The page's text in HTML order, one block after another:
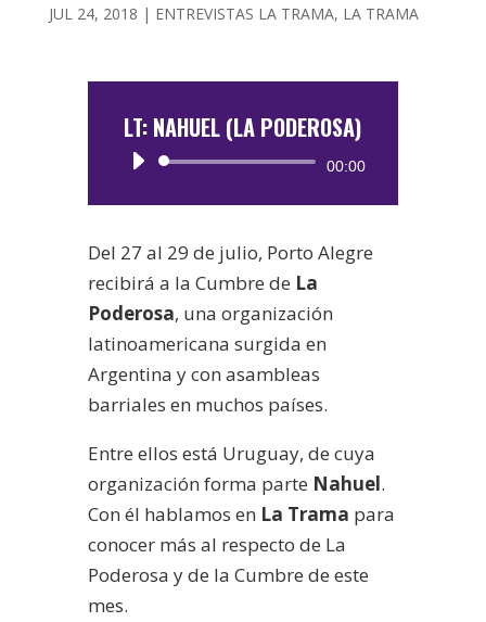
JUL 24, 2018 | ENTREVISTAS LA TRAMA, LA TRAMA
LT: NAHUEL (LA PODEROSA)
Reproductor
00:00
Del 27 al 29 de julio, Porto Alegre
recibirá a la Cumbre de La
Poderosa, una organización
latinoamericana surgida en
Argentina y con asambleas
barriales en muchos países.
Entre ellos está Uruguay, de cuya
organización forma parte Nahuel.
Con él hablamos en La Trama para
conocer más al respecto de La
Poderosa y de la Cumbre de este
mes.